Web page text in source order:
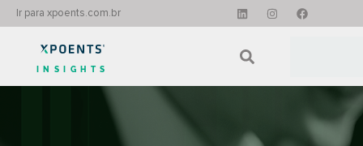
Ir para xpoents.com.br
INSIGHTS